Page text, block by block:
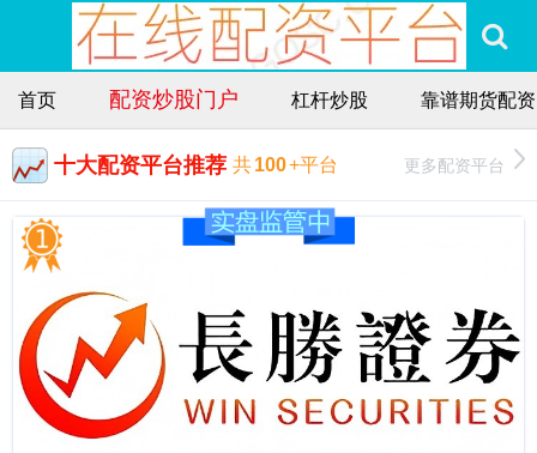
首页 配资炒股门户 杠杆炒股 靠谱期货配资
十大配资平台推荐 共100+平台 更多配资平台